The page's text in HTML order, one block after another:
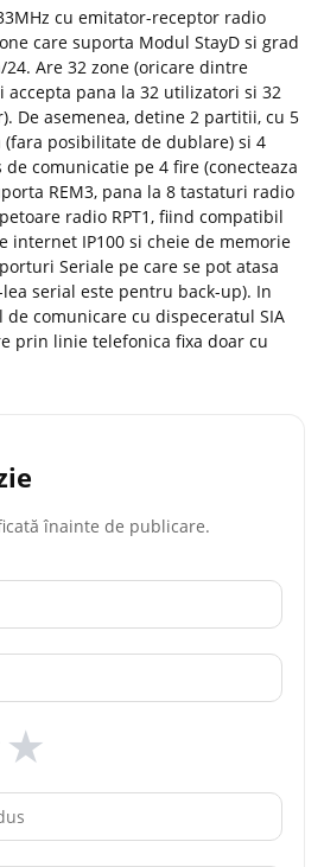
cu emitator-receptor radio
care suporta Modul StayD si grad
Are 32 zone (oricare dintre
accepta pana la 32 utilizatori si 32
De asemenea, detine 2 partitii, cu 5
posibilitate de dublare) si 4
de comunicatie pe 4 fire (conecteaza
REM3, pana la 8 tastaturi radio
radio RPT1, fiind compatibil
internet IP100 si cheie de memorie
Seriale pe care se pot atasa
lea serial este pentru back-up). In
comunicare cu dispeceratul SIA
prin linie telefonica fixa doar cu
înainte de publicare.
★